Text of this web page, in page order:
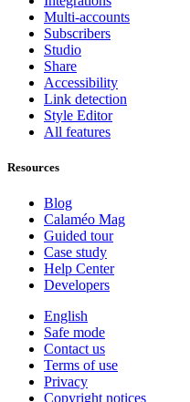
Multi-accounts
Subscribers
Studio
Share
Accessibility
Link detection
Style Editor
All features
Resources
Blog
Calaméo Mag
Guided tour
Case study
Help Center
Developers
English
Safe mode
Contact us
Terms of use
Privacy
Copyright notices